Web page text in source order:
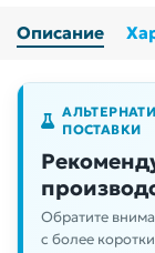
Описание
ПОСТАВКИ
Обратите
с более